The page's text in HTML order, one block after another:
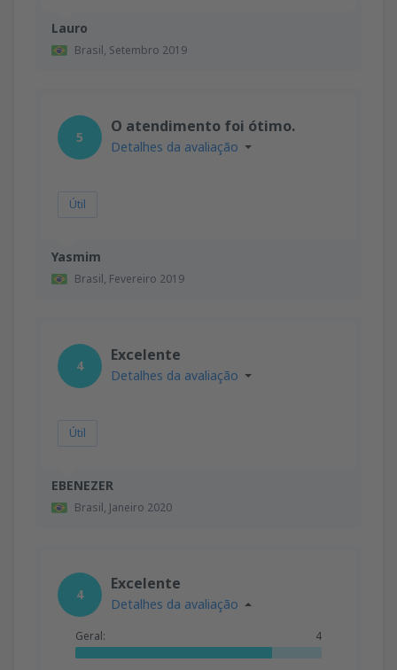
Lauro
Brasil, Setembro 2019
Yasmim
Brasil, Fevereiro 2019
5
O atendimento foi ótimo.
Detalhes da avaliação
Útil
EBENEZER
Brasil, Janeiro 2020
4
Excelente
Detalhes da avaliação
Útil
4
Excelente
Detalhes da avaliação
Geral: 4